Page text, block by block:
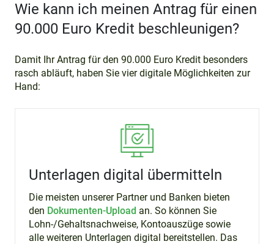
Wie kann ich meinen Antrag für einen
90.000 Euro Kredit beschleunigen?
Damit Ihr Antrag für den 90.000 Euro Kredit besonders
rasch abläuft, haben Sie vier digitale Möglichkeiten zur
Hand:
Unterlagen digital übermitteln
Die meisten unserer Partner und Banken bieten
den Dokumenten-Upload an. So können Sie
Lohn-/Gehaltsnachweise, Kontoauszüge sowie
alle weiteren Unterlagen digital bereitstellen. Das